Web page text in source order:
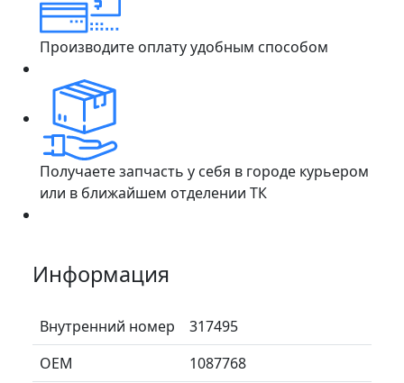
Производите оплату удобным способом
Получаете запчасть у себя в городе курьером
или в ближайшем отделении ТК
Информация
Внутренний номер
317495
ОЕМ
1087768